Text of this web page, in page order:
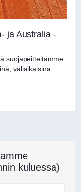
ja Australia -
suojapeitteitämme
väliaikaisina
säältä ja
kuluessa)